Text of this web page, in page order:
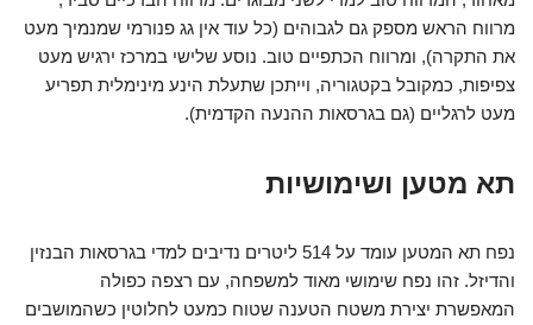
מרווח הראש מספק גם לגבוהים (כל עוד אין גג פנורמי שמנמיך מעט
את התקרה), ומרווח הכתפיים טוב. נוסע שלישי במרכז ירגיש מעט
צפיפות, כמקובל בקטגוריה, וייתכן שתעלת הינע מינימלית תפריע
מעט לרגליים (גם בגרסאות ההנעה הקדמית).
תא מטען ושימושיות
נפח תא המטען עומד על 514 ליטרים נדיבים למדי בגרסאות הבנזין
והדיזל. זהו נפח שימושי מאוד למשפחה, עם רצפה כפולה
המאפשרת יצירת משטח הטענה שטוח כמעט לחלוטין כשהמושבים